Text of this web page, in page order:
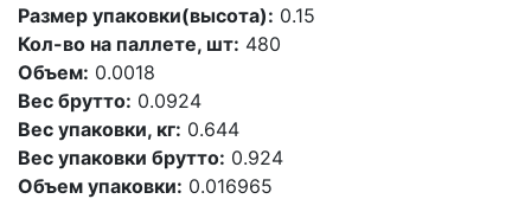
Размер упаковки(высота): 0.15
Кол-во на паллете, шт: 480
Объем: 0.0018
Вес брутто: 0.0924
Вес упаковки, кг: 0.644
Вес упаковки брутто: 0.924
Объем упаковки: 0.016965